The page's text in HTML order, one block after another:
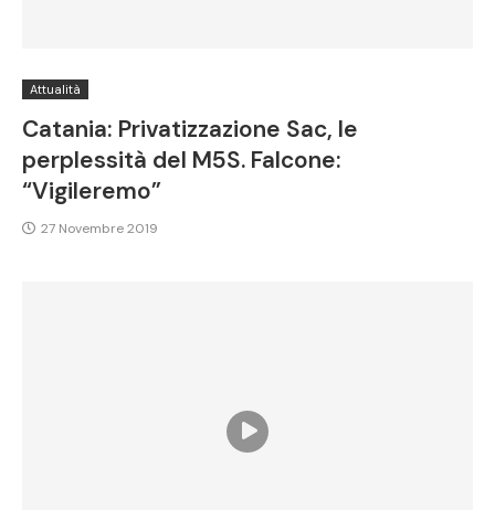
Attualità
Catania: Privatizzazione Sac, le
perplessità del M5S. Falcone:
“Vigileremo”
27 Novembre 2019